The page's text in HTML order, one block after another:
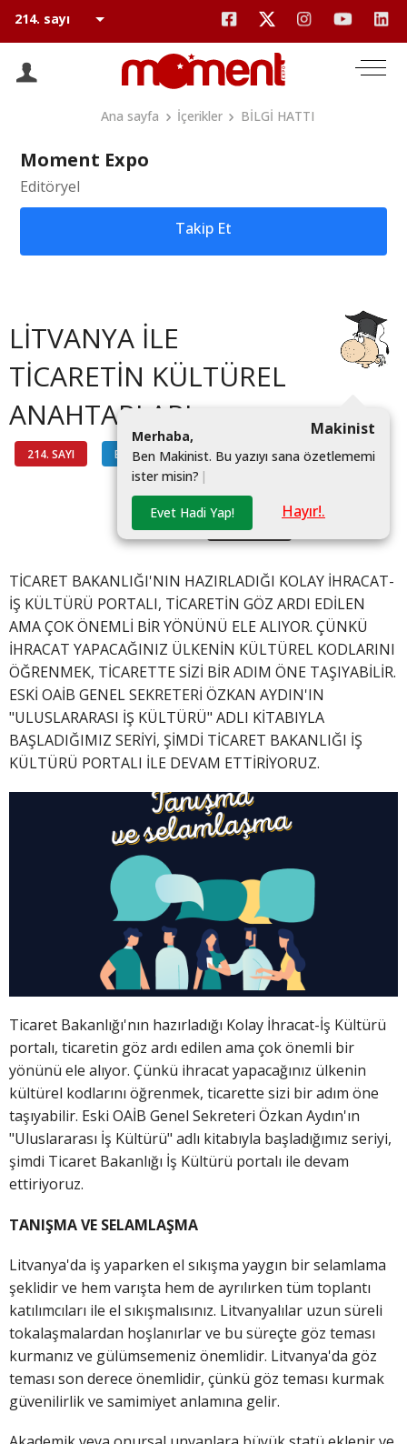
Ana sayfa İçerikler BİLGİ HATTI
Moment Expo
Editöryel
Takip Et
LİTVANYA İLE
TİCARETİN KÜLTÜREL
ANAHTARLARI
214. SAYI BİLGİ HATTI #IHRACAT
#LITVANYA
Makinist
Merhaba,
Ben Makinist. Bu yazıyı sana özetlememi
ister misin? |
Evet Hadi Yap! Hayır!.
TİCARET BAKANLIĞI'NIN HAZIRLADIĞI KOLAY İHRACAT-
İŞ KÜLTÜRÜ PORTALI, TİCARETİN GÖZ ARDI EDİLEN
AMA ÇOK ÖNEMLİ BİR YÖNÜNÜ ELE ALIYOR. ÇÜNKÜ
İHRACAT YAPACAĞINIZ ÜLKENİN KÜLTÜREL KODLARINI
ÖĞRENMEK, TİCARETTE SİZİ BİR ADIM ÖNE TAŞIYABİLİR.
ESKİ OAİB GENEL SEKRETERİ ÖZKAN AYDIN'IN
"ULUSLARARASI İŞ KÜLTÜRÜ" ADLI KİTABIYLA
BAŞLADIĞIMIZ SERİYİ, ŞİMDİ TİCARET BAKANLIĞI İŞ
KÜLTÜRÜ PORTALI İLE DEVAM ETTİRİYORUZ.
Ticaret Bakanlığı'nın hazırladığı Kolay İhracat-İş Kültürü
portalı, ticaretin göz ardı edilen ama çok önemli bir
yönünü ele alıyor. Çünkü ihracat yapacağınız ülkenin
kültürel kodlarını öğrenmek, ticarette sizi bir adım öne
taşıyabilir. Eski OAİB Genel Sekreteri Özkan Aydın'ın
"Uluslararası İş Kültürü" adlı kitabıyla başladığımız seriyi,
şimdi Ticaret Bakanlığı İş Kültürü portalı ile devam
ettiriyoruz.
TANIŞMA VE SELAMLAŞMA
Litvanya'da iş yaparken el sıkışma yaygın bir selamlama
şeklidir ve hem varışta hem de ayrılırken tüm toplantı
katılımcıları ile el sıkışmalısınız. Litvanyalılar uzun süreli
tokalaşmalardan hoşlanırlar ve bu süreçte göz teması
kurmanız ve gülümsemeniz önemlidir. Litvanya'da göz
teması son derece önemlidir, çünkü göz teması kurmak
güvenilirlik ve samimiyet anlamına gelir.